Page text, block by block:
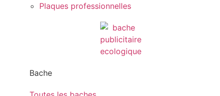
Plaques professionnelles
Bache